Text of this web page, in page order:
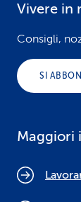
Vivere in
Consigli,
SI
Maggiori